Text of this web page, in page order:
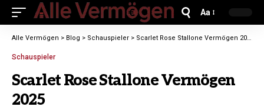
Aa
Alle Vermögen > Blog > Schauspieler > Scarlet Rose Stallone Vermögen 2025
Schauspieler
Scarlet Rose Stallone Vermögen
2025